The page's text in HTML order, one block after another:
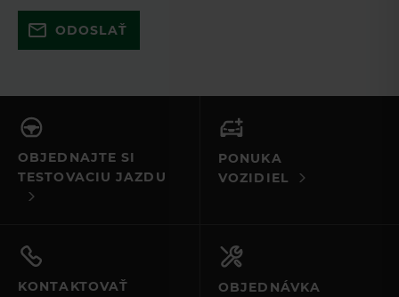
vyplnili všetky povinné polia. Ak to
ODOSLAŤ
OBJEDNAJTE SI
TESTOVACIU JAZDU
PONUKA
VOZIDIEL
KONTAKTOVAŤ
OBJEDNÁVKA